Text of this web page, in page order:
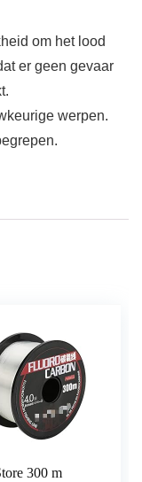
om het lood
er geen gevaar
werpen.
300 m